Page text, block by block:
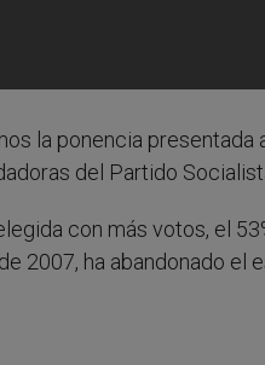
la ponencia presentada
del Partido
con más votos, el
2007, ha abandonado el